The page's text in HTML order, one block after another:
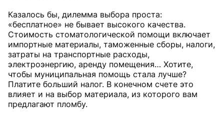
Казалось бы, дилемма выбора проста:
«бесплатное» не бывает высокого качества.
Стоимость стоматологической помощи включает
импортные материалы, таможенные сборы, налоги,
затраты на транспортные расходы,
электроэнергию, аренду помещения… Хотите,
чтобы муниципальная помощь стала лучше?
Платите больший налог. В конечном счете это
влияет и на выбор материала, из которого вам
предлагают пломбу.